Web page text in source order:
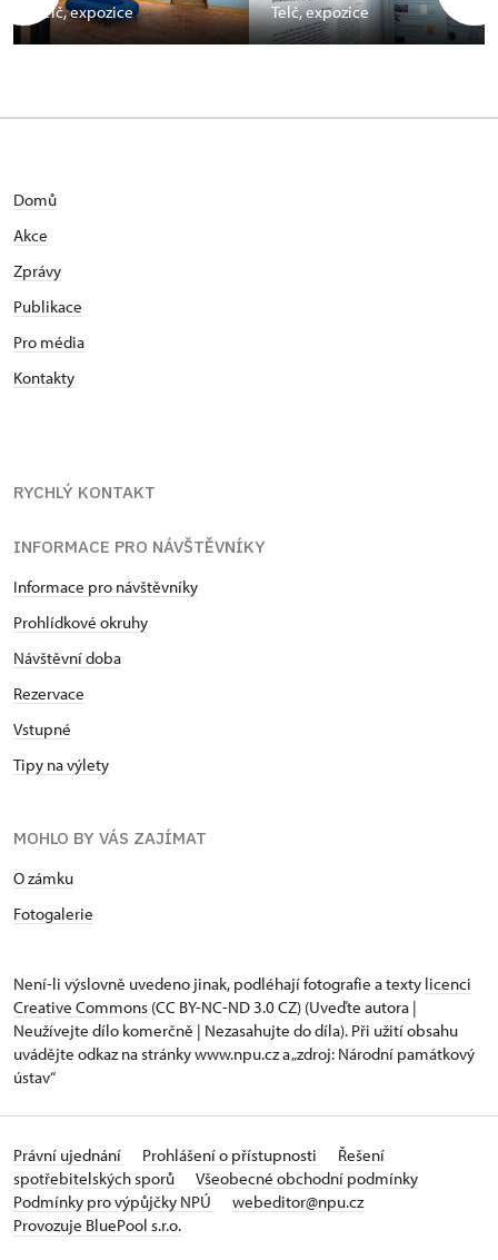
Telč, expozice Telč, expozice
Domů
Akce
Zprávy
Publikace
Pro média
Kontakty
RYCHLÝ KONTAKT
INFORMACE PRO NÁVŠTĚVNÍKY
Informace pro návštěvníky
Prohlídkové okruhy
Návštěvní doba
Rezervace
Vstupné
Tipy na výlety
MOHLO BY VÁS ZAJÍMAT
O zámku
Fotogalerie
Není-li výslovně uvedeno jinak, podléhají fotografie a texty licenci
Creative Commons (CC BY-NC-ND 3.0 CZ) (Uveďte autora |
Neužívejte dílo komerčně | Nezasahujte do díla). Při užití obsahu
uvádějte odkaz na stránky www.npu.cz a „zdroj: Národní památkový
ústav“
Právní ujednání Prohlášení o přístupnosti
Řešení
spotřebitelských sporů
Všeobecné obchodní podmínky
Podmínky pro výpůjčky NPÚ
webeditor@npu.cz
Provozuje BluePool s.r.o.